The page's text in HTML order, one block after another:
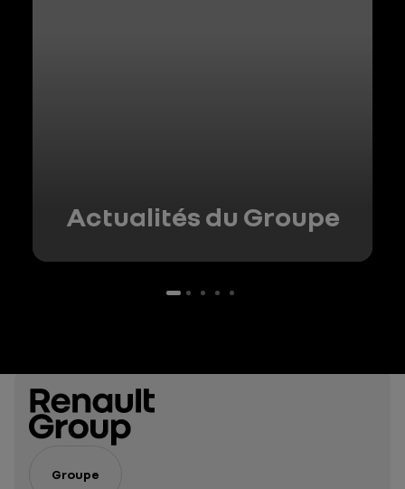
Actualités du Groupe
Groupe